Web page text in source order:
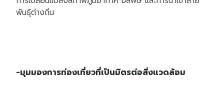
พันธุ์ต่างถิ่น
-มุมมองการท่องเที่ยวที่เป็นมิตรต่อสิ่งแวดล้อม